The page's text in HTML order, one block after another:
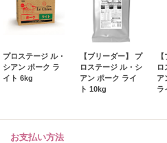
プロステージ ル・
シアン ポーク ラ
イト 6kg
【ブリーダー】 プ
ロステージ ル・シ
アン ポーク ライ
ト 10kg
ロ
ア
ラ
お支払い方法